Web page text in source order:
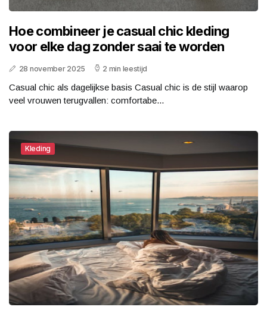
Hoe combineer je casual chic kleding
voor elke dag zonder saai te worden
28 november 2025 2 min leestijd
Casual chic als dagelijkse basis Casual chic is de stijl waarop
veel vrouwen terugvallen: comfortabe...
Kleding